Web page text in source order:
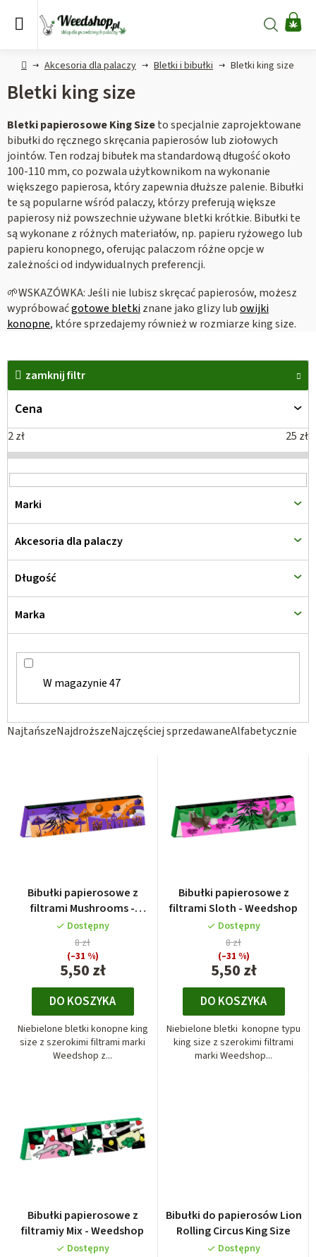
Szukaj
HomeAkcesoria dla palaczy Bletki i bibułki Bletki king size
Bletki king size
Bletki papierosowe King Sizeto specjalnie zaprojektowane
bibułki do ręcznego skręcania papierosów lub ziołowych
jointów. Ten rodzaj bibułek ma standardową długość około
100-110 mm, co pozwala użytkownikom na wykonanie
większego papierosa, który zapewnia dłuższe palenie. Bibułki
te są popularne wśród palaczy, którzy preferują większe
papierosy niż powszechnie używane bletki krótkie. Bibułki te
są wykonane z różnych materiałów, np. papieru ryżowego lub
papieru konopnego, oferując palaczom różne opcje w
zależności od indywidualnych preferencji.
🌱WSKAZÓWKA: Jeśli nie lubisz skręcać papierosów, możesz
wypróbowaćgotowe bletkiznane jako glizy lubowijki
konopne, które sprzedajemy również w rozmiarze king size.
S
NajtańszeNajdroższeNajczęściej sprzedawaneAlfabetycznie
zamknij filtr
Cena
2zł 25 zł
W magazynie47
Marki
Akcesoria dla palaczy
Długość
Marka
L
s
a
p
r
o
d
u
k
ó
w
Bibułki papierosowe z
filtrami Mushrooms -
Weedshop
Dostępny
5,50 zł
8 zł
(–31 %)
DO KOSZYKA
Niebielone bletki konopne king
size z szerokimi filtrami marki
Weedshop z...
Bibułki papierosowe z
filtrami Sloth - Weedshop
Dostępny
5,50 zł
8 zł
(–31 %)
DO KOSZYKA
Niebielone bletki konopne typu
king size z szerokimi filtrami
marki Weedshop...
Bibułki papierosowe z
filtramiy Mix - Weedshop
Dostępny
Bibułki do papierosów Lion
Rolling Circus King Size
Dostępny